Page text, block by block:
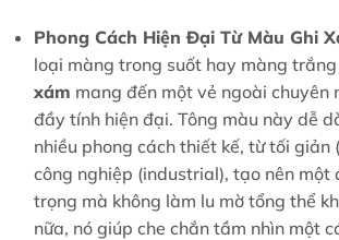
Phong Cách Hiện Đại Từ Màu Ghi
loại màng trong suốt hay màng trắng
xám mang đến một vẻ ngoài chuyên
đầy tính hiện đại. Tông màu này dễ
nhiều phong cách thiết kế, từ tối giản
công nghiệp (industrial), tạo nên một
trọng mà không làm lu mờ tổng thể
nữa, nó giúp che chắn tầm nhìn một